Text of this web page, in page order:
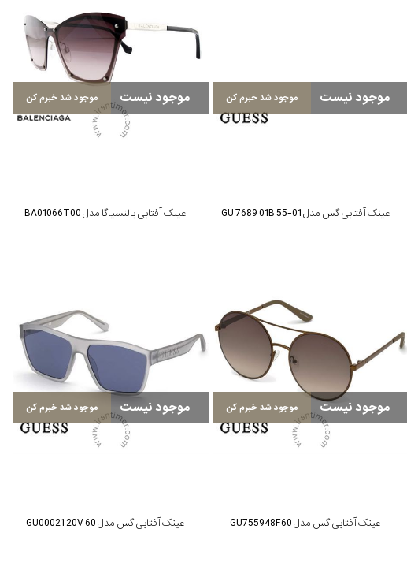
موجود نیست موجود شد خبرم کن
عینک آفتابی گس مدل GU 7689 01B 55-01
موجود نیست موجود شد خبرم کن
عینک آفتابی بالنسیاگا مدل BA01066T00
موجود نیست موجود شد خبرم کن
عینک آفتابی گس مدل GU755948F60
موجود نیست موجود شد خبرم کن
عینک آفتابی گس مدل GU00021 20V 60